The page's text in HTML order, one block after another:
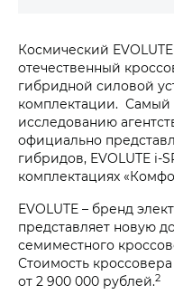
Космический
отечественный
гибридной силовой
комплектации. Самый
исследованию
официально
гибридов, EVOLUTE
комплектациях
EVOLUTE – бренд
представляет новую
семиместного
Стоимость
от 2 900 000 рублей.2